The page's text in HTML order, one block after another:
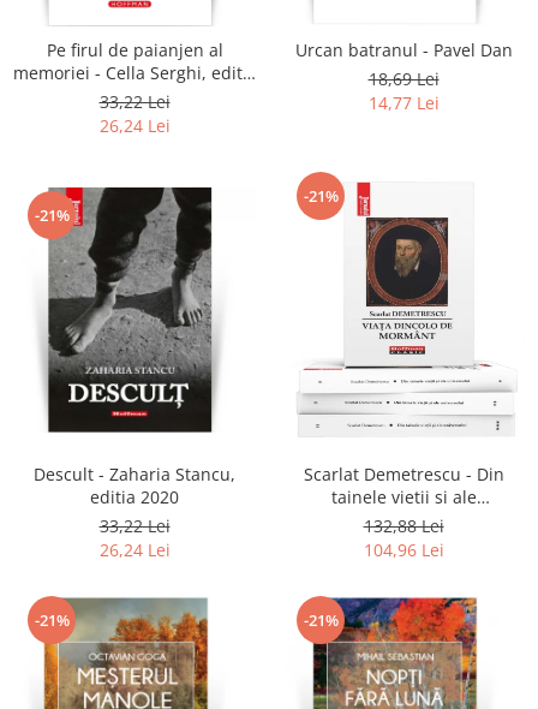
Pe firul de paianjen al
memoriei - Cella Serghi, editia
2020
33,22 Lei
26,24 Lei
Urcan batranul - Pavel Dan
18,69 Lei
14,77 Lei
-21%
Descult - Zaharia Stancu,
editia 2020
33,22 Lei
26,24 Lei
-21%
Scarlat Demetrescu - Din
tainele vietii si ale
universului, Volumele I-III +
Viata dincolo de mormant
132,88 Lei
104,96 Lei
-21% -21%